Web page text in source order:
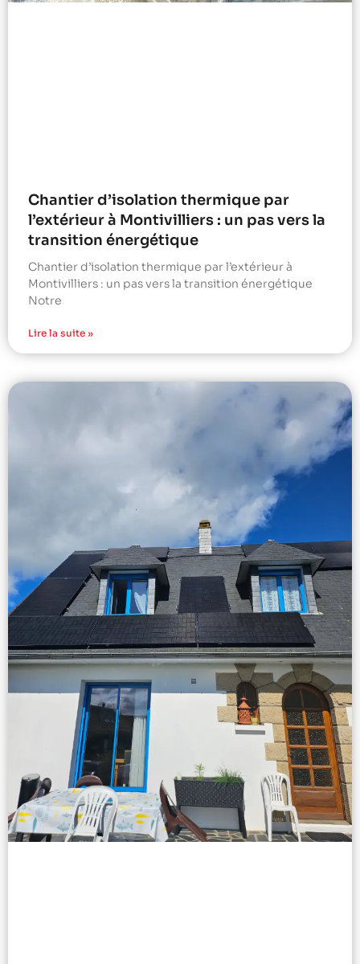
Chantier d’isolation thermique par
l’extérieur à Montivilliers : un pas vers la
transition énergétique
Chantier d’isolation thermique par l’extérieur à
Montivilliers : un pas vers la transition énergétique
Notre
Lire la suite »